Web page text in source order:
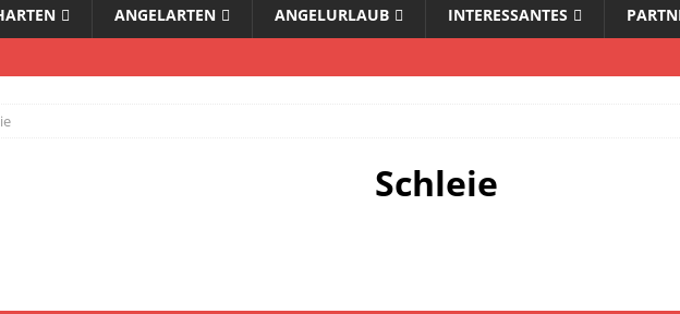
ANGELARTEN ANGELURLAUB INTERESSANTES
Schleie